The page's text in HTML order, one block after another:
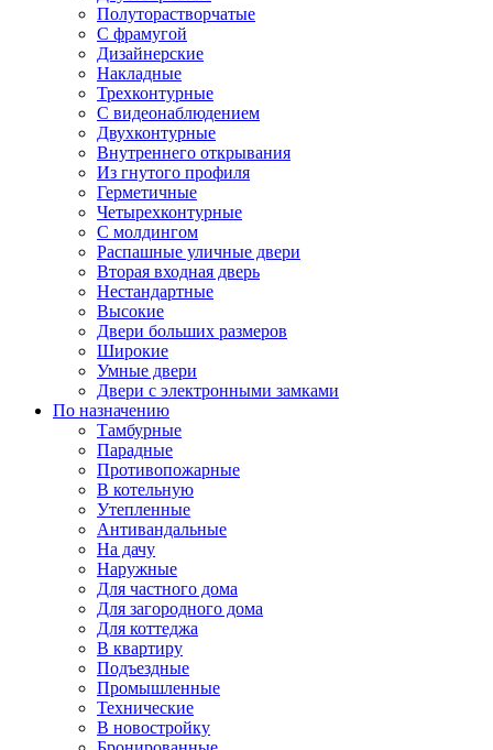
Полуторастворчатые
С фрамугой
Дизайнерские
Накладные
Трехконтурные
С видеонаблюдением
Двухконтурные
Внутреннего открывания
Из гнутого профиля
Герметичные
Четырехконтурные
С молдингом
Распашные уличные двери
Вторая входная дверь
Нестандартные
Высокие
Двери больших размеров
Широкие
Умные двери
Двери с электронными замками
По назначению
Тамбурные
Парадные
Противопожарные
В котельную
Утепленные
Антивандальные
На дачу
Наружные
Для частного дома
Для загородного дома
Для коттеджа
В квартиру
Подъездные
Промышленные
Технические
В новостройку